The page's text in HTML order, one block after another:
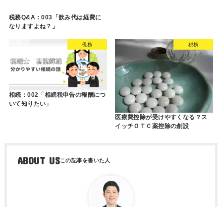
税務Q&A：003「飲み代は経費に
なりますよね？」
税務
相続：002「相続税申告の報酬につ
いて知りたい」
税務
医療費控除が受けやすくなる？ス
イッチＯＴＣ薬控除の創設
ABOUT US